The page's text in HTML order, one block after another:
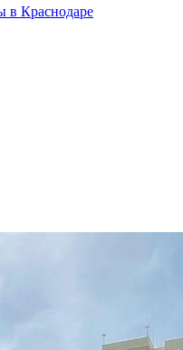
в Краснодаре